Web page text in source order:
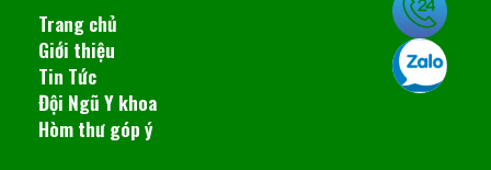
Trang chủ
Giới thiệu
Tin Tức
Đội Ngũ Y khoa
Hòm thư góp ý